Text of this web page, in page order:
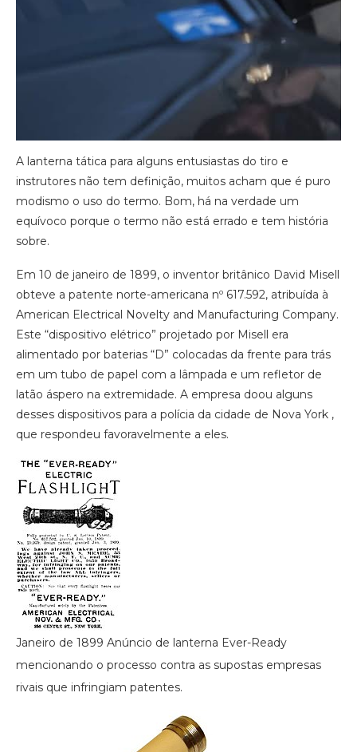
A lanterna tática para alguns entusiastas do tiro e
instrutores não tem definição, muitos acham que é puro
modismo o uso do termo. Bom, há na verdade um
equívoco porque o termo não está errado e tem história
sobre.
Em 10 de janeiro de 1899, o inventor britânico David Misell
obteve a patente norte-americana nº 617.592, atribuída à
American Electrical Novelty and Manufacturing Company.
Este “dispositivo elétrico” projetado por Misell era
alimentado por baterias “D” colocadas da frente para trás
em um tubo de papel com a lâmpada e um refletor de
latão áspero na extremidade. A empresa doou alguns
desses dispositivos para a polícia da cidade de Nova York ,
que respondeu favoravelmente a eles.
Janeiro de 1899 Anúncio de lanterna Ever-Ready
mencionando o processo contra as supostas empresas
rivais que infringiam patentes.